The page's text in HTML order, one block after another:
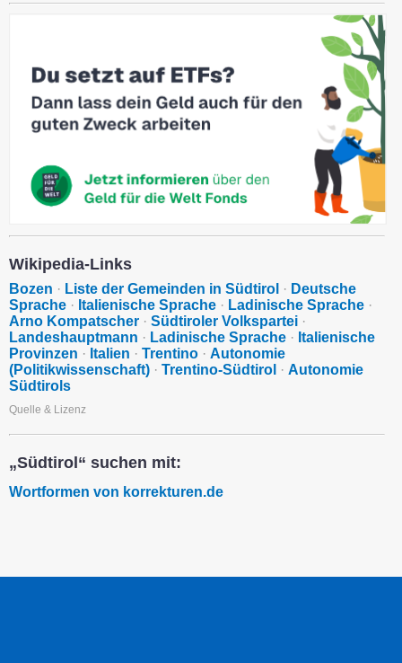
Wikipedia-Links
Bozen · Liste der Gemeinden in Südtirol · Deutsche
Sprache · Italienische Sprache · Ladinische Sprache ·
Arno Kompatscher · Südtiroler Volkspartei ·
Landeshauptmann · Ladinische Sprache · Italienische
Provinzen · Italien · Trentino · Autonomie
(Politikwissenschaft) · Trentino-Südtirol · Autonomie
Südtirols
Quelle & Lizenz
„Südtirol“ suchen mit:
Wortformen von korrekturen.de